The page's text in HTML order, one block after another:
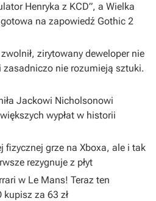
Henryka z KCD”, a Wielka
na zapowiedź Gothic 2
zirytowany deweloper nie
zasadniczo nie rozumieją sztuki.
Jackowi Nicholsonowi
wypłat w historii
fizycznej grze na Xboxa, ale i tak
rezygnuje z płyt
w Le Mans! Teraz ten
kupisz za 63 zł